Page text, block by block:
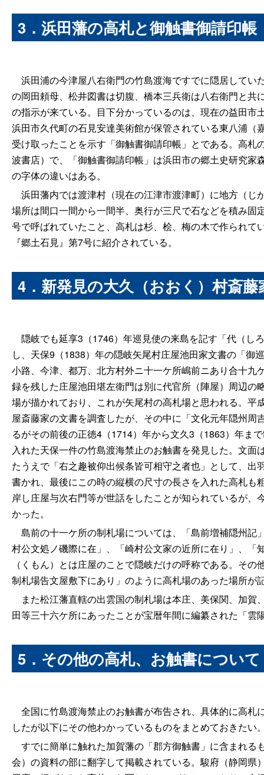
3．浜田藩の高札と御触書御請印帳
浜田浦の今津屋八右衛門の竹島渡海ですでに隠居してい
の岡田頼母、松井図書は切腹、橋本三兵衛は八右衛門と
の指示が来ている。目下分かっているのは、現在の益田
浜田市久代町の石見安達美術館が保管されている東八浦
受け取ったことを示す「御触書御請印帳」とである。高
波書店）で、「御触書御請印帳」は浜田市の郷土史研究
の字体の違いはある。
浜田藩内では渡津村（現在の江津市渡津町）に地方（じ
場所は間口一間から一間半、奥行が三尺で石などを積み
号で呼ばれていたこと、高札は杉、桧、梅の木で作られ
『郷土石見』第7号に紹介されている。
4．新発見の大久（おおく）村斎
隠岐でも延享3（1746）年巡見使の来島を記す「代（し
し、天保9（1838）年の隠岐矢尾村庄屋池田家文書の「
小路、今津、都万、北方村外ニ十一ケ所嶋前ニあり合十
録を残した庄屋池田堪左衛門は別に代官所（陣屋）周辺
場が描かれており、これが矢尾村の高札場と思われる。
屋斎藤家の文書を調査したが、その中に「文化元年隠州
るがその前後の正徳4（1714）年から文久3（1863）年ま
入れた天保一件の竹島渡海禁止のお触書を発見した。文
たうえで「右之趣被仰出候条皆可相守之者也」として、
書かれ、最後にこの時の縦横の尺寸の長さを入れた高札
岸し庄屋与次右門等が世話をしたことが知られているが
かった。
島前の十一ケ所の制札場については、「島前増補隠州記
村公文処ノ磯際に在」、「崎村公文家の近所に在り」、
（くもん）とは庄屋のことで隠岐だけの呼称である。そ
制札場告文屋敷下にあり」のように高札場のあった場所が
また松江藩直轄の出雲国の制札場は本庄、美保関、加賀
田等三十六ケ所にあったことが宝暦年間に編纂された「雲
5．その他の高札、お触書について
全国に竹島渡海禁止のお触書が布告され、具体的に高札
したが以下にその他わかっているものをまとめておきたい
すでに簡単に触れた加賀藩の「郡方御触書」に含まれる
会）の資料の部に翻字して掲載されている。駿府（静岡